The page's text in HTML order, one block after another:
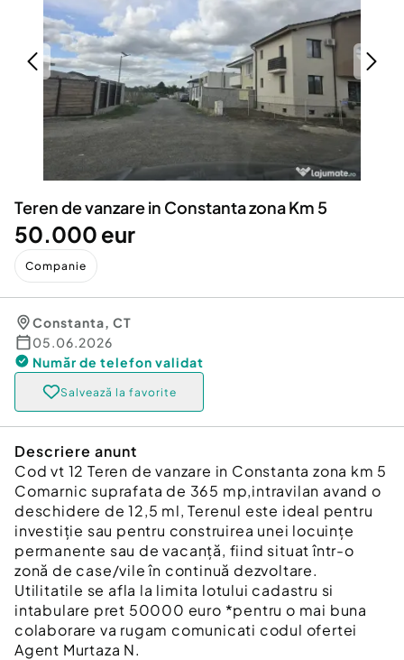
Servicii
Animale de companie
Afaceri și echipamente profesionale
Inchiriere Bunuri si Vehicule
Utilaje agricole si industriale
Piese auto si accesorii
Dacia Duster
Teren de vanzare in Constanta zona Km 5
50.000 eur
Companie
Constanta, CT
05.06.2026
Număr de telefon validat
Salvează la favorite
Descriere anunt
Cod vt 12 Teren de vanzare in Constanta zona km 5
Comarnic suprafata de 365 mp,intravilan avand o
deschidere de 12,5 ml, Terenul este ideal pentru
investiție sau pentru construirea unei locuințe
permanente sau de vacanță, fiind situat într-o
zonă de case/vile în continuă dezvoltare.
Utilitatile se afla la limita lotului cadastru si
intabulare pret 50000 euro *pentru o mai buna
colaborare va rugam comunicati codul ofertei
Agent Murtaza N.